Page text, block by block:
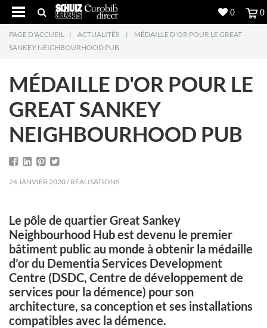
5
Produits
Downloads
L'entreprise
Contact
PAGE D'ACCUEIL | ACTUALITÉS |
MÉDAILLE D'OR POUR LE GREAT
SANKEY NEIGHBOURHOOD PUB
MÉDAILLE D'OR POUR LE
GREAT SANKEY
NEIGHBOURHOOD PUB
24 JANVIER 2020 / RÉALISATIONS
Le pôle de quartier Great Sankey
Neighbourhood Hub est devenu le premier
bâtiment public au monde à obtenir la médaille
d’or du Dementia Services Development
Centre (DSDC, Centre de développement de
services pour la démence) pour son
architecture, sa conception et ses installations
compatibles avec la démence.
0 0